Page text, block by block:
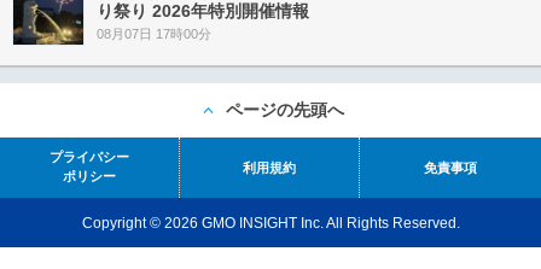
り祭り 2026年特別開催情報
08月07日 17時00分
ページの先頭へ
プライバシー
ポリシー
利用規約 免責事項
Copyright © 2026 GMO INSIGHT Inc. All Rights Reserved.